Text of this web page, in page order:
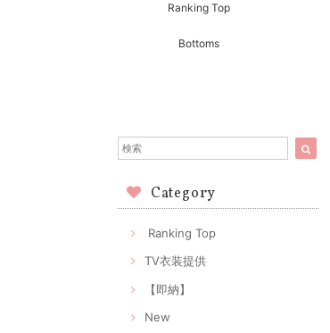
Ranking Top
Bottoms
Category
Ranking Top
TV衣装提供
【即納】
New